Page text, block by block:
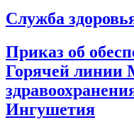
Служба
Приказ об
Горячей линии
Ингушетия